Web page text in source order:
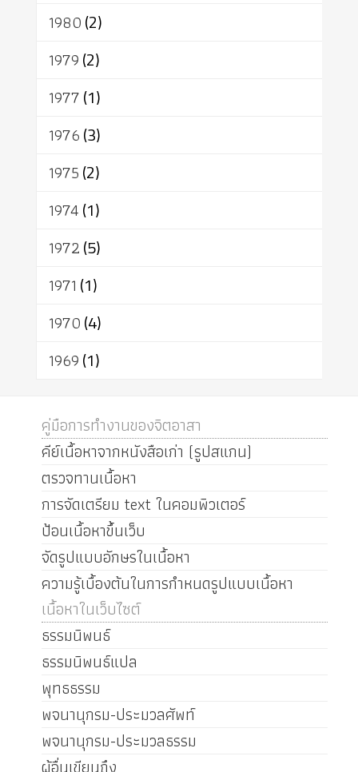
1980(2)
1979(2)
1977(1)
1976(3)
1975(2)
1974(1)
1972(5)
1971 (1)
1970(4)
1969(1)
คู่มือการทำงานของจิตอาสา
คีย์เนื้อหาจากหนังสือเก่า (รูปสแกน)
ตรวจทานเนื้อหา
การจัดเตรียม text ในคอมพิวเตอร์
ป้อนเนื้อหาขึ้นเว็บ
จัดรูปแบบอักษรในเนื้อหา
ความรู้เบื้องต้นในการกำหนดรูปแบบเนื้อหา
เนื้อหาในเว็บไซต์
ธรรมนิพนธ์
ธรรมนิพนธ์แปล
พุทธธรรม
พจนานุกรม-ประมวลศัพท์
พจนานุกรม-ประมวลธรรม
ผู้อื่นเขียนถึง